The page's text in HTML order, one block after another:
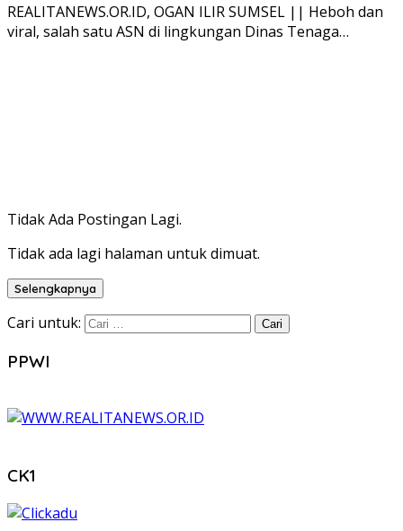
REALITANEWS.OR.ID, OGAN ILIR SUMSEL || Heboh dan
viral, salah satu ASN di lingkungan Dinas Tenaga…
Tidak Ada Postingan Lagi.
Tidak ada lagi halaman untuk dimuat.
Selengkapnya
Cari untuk:
PPWI
CK1